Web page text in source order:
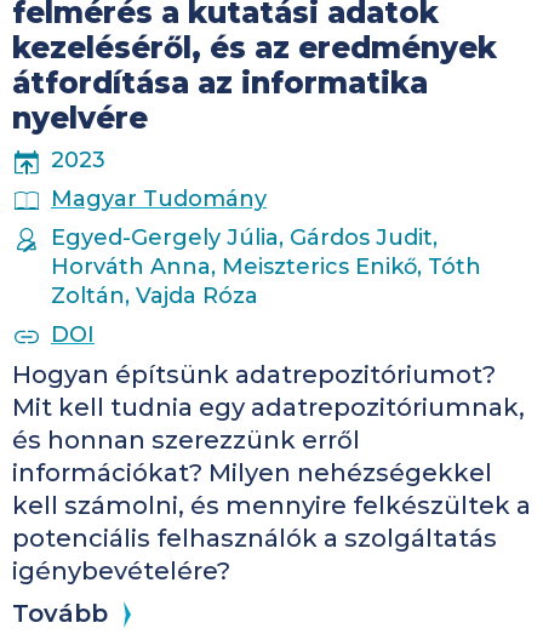
felmérés a kutatási adatok
kezeléséről, és az eredmények
átfordítása az informatika
nyelvére
PUBLICATION YEAR
2023
PUBLICATION PLACE
Magyar Tudomány
AUTHORS
Egyed-Gergely Júlia, Gárdos Judit,
Horváth Anna, Meiszterics Enikő, Tóth
Zoltán, Vajda Róza
PUBLICATION IDENTIFIERS
DOI
​Hogyan építsünk adatrepozitóriumot?
Mit kell tudnia egy adatrepozitóriumnak,
és honnan szerezzünk erről
információkat? Milyen nehézségekkel
kell számolni, és mennyire felkészültek a
potenciális felhasználók a szolgáltatás
igénybevételére?
Tovább